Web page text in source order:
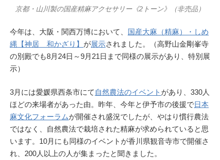
京都・山川製の国産精麻アクセサリー《2トーン》（非売品）
今年は、大阪・関西万博において、 国産大麻（精麻）・しめ
縄【神居 和かざり】 が展示されました。（高野山金剛峯寺
の別殿でも8月24日～9月21日まで同様の展示があり、特別展
示）
3月には愛媛県西条市にて 自然農法のイベント があり、330人
ほどの来場者があった由。昨年、今年と伊予市の後援で日本
麻文化フォーラムが開催され盛況でしたが、やはり慣行農法
ではなく、自然農法で栽培された精麻が求められていると思
います。10月にも同様のイベントが香川県観音寺市で開催さ
れ、200人以上の人が集まったと聞きました。